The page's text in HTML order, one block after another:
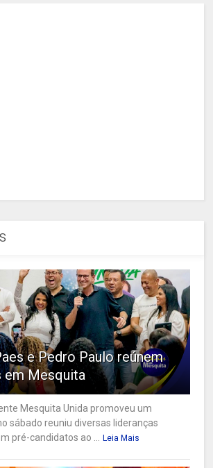
e Pedro Paulo reúnem
em Mesquita
Mesquita Unida promoveu um
sábado reuniu diversas lideranças
pré-candidatos ao ...
Leia Mais